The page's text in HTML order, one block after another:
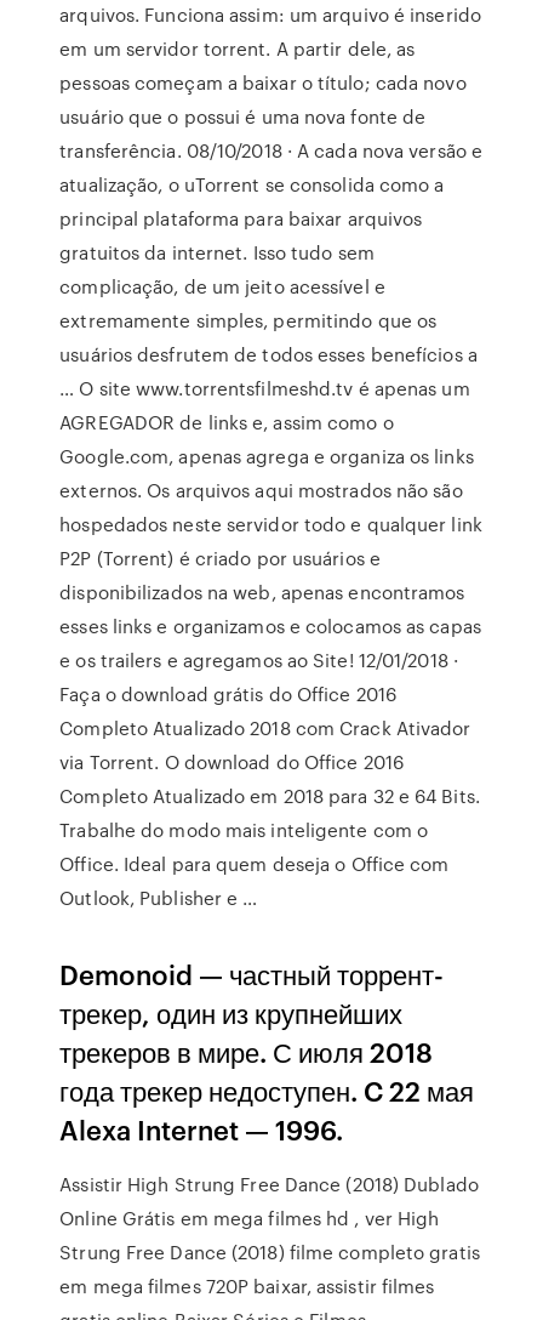
arquivos. Funciona assim: um arquivo é inserido
em um servidor torrent. A partir dele, as
pessoas começam a baixar o título; cada novo
usuário que o possui é uma nova fonte de
transferência. 08/10/2018 · A cada nova versão e
atualização, o uTorrent se consolida como a
principal plataforma para baixar arquivos
gratuitos da internet. Isso tudo sem
complicação, de um jeito acessível e
extremamente simples, permitindo que os
usuários desfrutem de todos esses benefícios a
… O site www.torrentsfilmeshd.tv é apenas um
AGREGADOR de links e, assim como o
Google.com, apenas agrega e organiza os links
externos. Os arquivos aqui mostrados não são
hospedados neste servidor todo e qualquer link
P2P (Torrent) é criado por usuários e
disponibilizados na web, apenas encontramos
esses links e organizamos e colocamos as capas
e os trailers e agregamos ao Site! 12/01/2018 ·
Faça o download grátis do Office 2016
Completo Atualizado 2018 com Crack Ativador
via Torrent. O download do Office 2016
Completo Atualizado em 2018 para 32 e 64 Bits.
Trabalhe do modo mais inteligente com o
Office. Ideal para quem deseja o Office com
Outlook, Publisher e …
Demonoid — частный торрент-
трекер, один из крупнейших
трекеров в мире. С июля 2018
года трекер недоступен. C 22 мая
Alexa Internet — 1996.
Assistir High Strung Free Dance (2018) Dublado
Online Grátis em mega filmes hd , ver High
Strung Free Dance (2018) filme completo gratis
em mega filmes 720P baixar, assistir filmes